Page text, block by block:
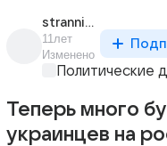
strannik_565
11лет
Изменено
Политические
Теперь много
украинцев на